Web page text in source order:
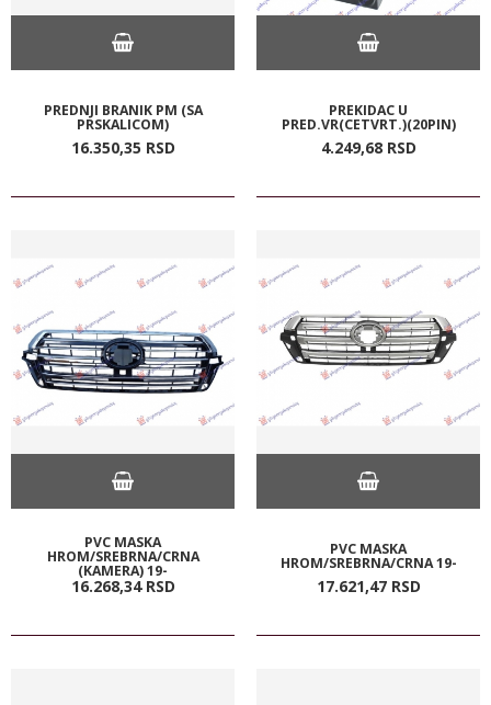
PREDNJI BRANIK PM (SA
PRSKALICOM)
16.350,35 RSD
PREKIDAC U
PRED.VR(CETVRT.)(20PIN)
4.249,68 RSD
PVC MASKA
HROM/SREBRNA/CRNA
(KAMERA) 19-
16.268,34 RSD
PVC MASKA
HROM/SREBRNA/CRNA 19-
17.621,47 RSD